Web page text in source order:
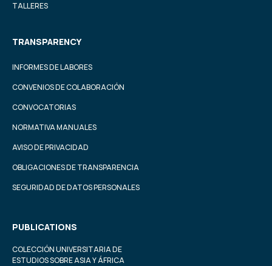
TALLERES
TRANSPARENCY
INFORMES DE LABORES
CONVENIOS DE COLABORACIÓN
CONVOCATORIAS
NORMATIVA MANUALES
AVISO DE PRIVACIDAD
OBLIGACIONES DE TRANSPARENCIA
SEGURIDAD DE DATOS PERSONALES
PUBLICATIONS
COLECCIÓN UNIVERSITARIA DE
ESTUDIOS SOBRE ASIA Y ÁFRICA